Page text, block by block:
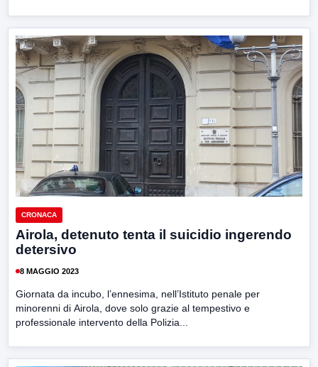
CRONACA
Airola, detenuto tenta il suicidio ingerendo
detersivo
8 MAGGIO 2023
Giornata da incubo, l’ennesima, nell’Istituto penale per
minorenni di Airola, dove solo grazie al tempestivo e
professionale intervento della Polizia...